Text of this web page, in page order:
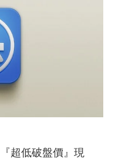
『超低破盤價』現